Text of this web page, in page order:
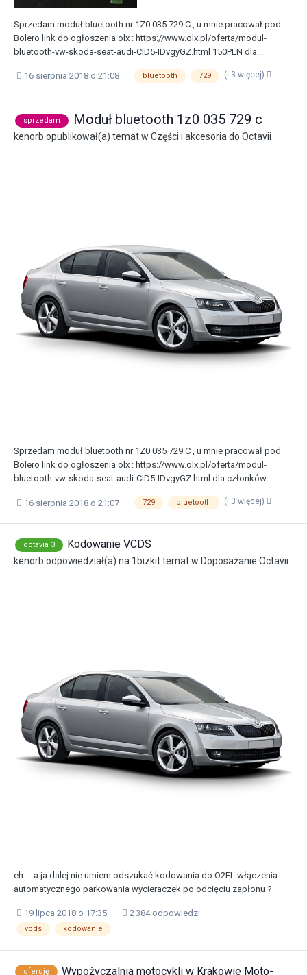
Sprzedam moduł bluetooth nr 1Z0 035 729 C , u mnie pracował pod
Bolero link do ogłoszenia olx : https://www.olx.pl/oferta/modul-
bluetooth-vw-skoda-seat-audi-CID5-IDvgyGZ.html 150PLN dla...
16 sierpnia 2018 o 21:08 bluetooth 729 (i 3 więcej)
sprzedam Moduł bluetooth 1z0 035 729 c
kenorb opublikował(a) temat w Części i akcesoria do Octavii
Sprzedam moduł bluetooth nr 1Z0 035 729 C , u mnie pracował pod
Bolero link do ogłoszenia olx : https://www.olx.pl/oferta/modul-
bluetooth-vw-skoda-seat-audi-CID5-IDvgyGZ.html dla członków...
16 sierpnia 2018 o 21:07 729 bluetooth (i 3 więcej)
octavia 3 Kodowanie VCDS
kenorb odpowiedział(a) na 1bizkittemat w Doposażanie Octavii
eh.... a ja dalej nie umiem odszukać kodowania do O2FL włączenia
automatycznego parkowania wycieraczek po odcięciu zapłonu ?
19 lipca 2018 o 17:35 2 384 odpowiedzi
vcds kodowanie
oferuję
Wypożyczalnia motocykli w Krakowie Moto-